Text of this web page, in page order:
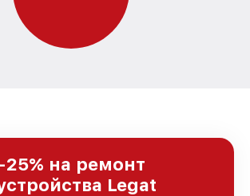
на ремонт
Legat